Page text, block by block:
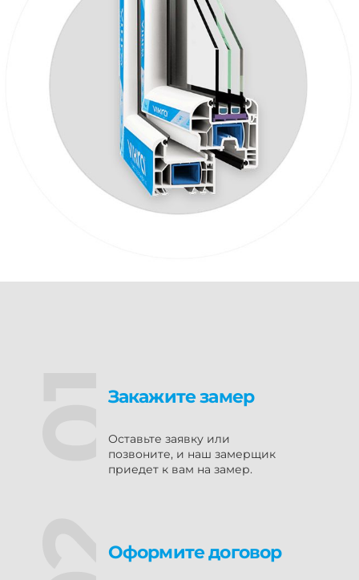
Закажите замер
Оставьте заявку или
позвоните, и наш замерщик
приедет к вам на замер.
Оформите договор